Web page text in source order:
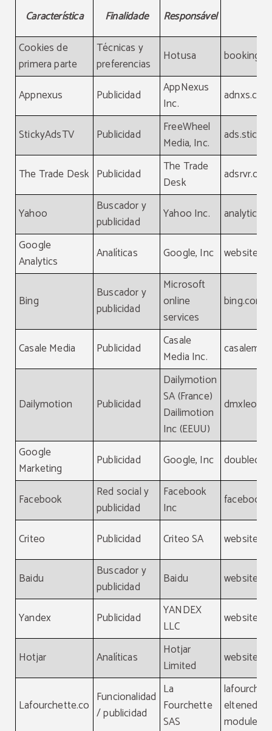
Característica Finalidade Responsável
Cookies de
primera parte
Técnicas y
preferencias
Hotusa booking-
Appnexus Publicidad
AppNexus
Inc.
adnxs.com
StickyAdsTV Publicidad
FreeWheel
Media, Inc.
The Trade Desk Publicidad
The Trade
Desk
adsrvr.org
Yahoo
Buscador y
publicidad
Yahoo Inc.
Google
Analytics
Analíticas Google, Inc website
Bing
Buscador y
publicidad
Microsoft
online
services
bing.com
Casale Media Publicidad
Casale
Media Inc.
Dailymotion Publicidad
Dailymotion
SA (France)
Dailimotion
Inc (EEUU)
Google
Marketing
Publicidad Google, Inc
Facebook
Red social y
publicidad
Facebook
Inc
Criteo Publicidad Criteo SA website,
Baidu
Buscador y
publicidad
Baidu website,
Yandex Publicidad
YANDEX
LLC
website,
Hotjar Analíticas
Hotjar
Limited
website,
Lafourchette.co Funcionalidad
/ publicidad
La
Fourchette
SAS